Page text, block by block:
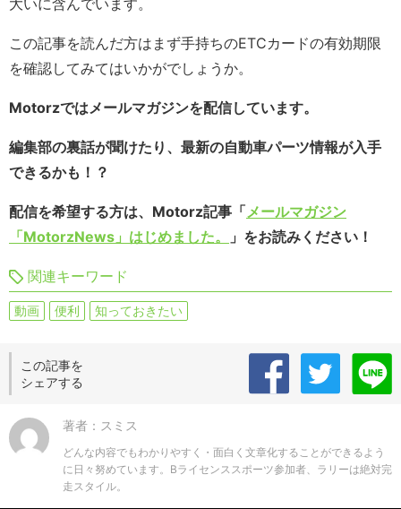
大いに含んでいます。
この記事を読んだ方はまず手持ちのETCカードの有効期限
を確認してみてはいかがでしょうか。
Motorzではメールマガジンを配信しています。
編集部の裏話が聞けたり、最新の自動車パーツ情報が入手
できるかも！？
配信を希望する方は、Motorz記事「メールマガジン
「MotorzNews」はじめました。
」をお読みください！
関連キーワード
動画 便利 知っておきたい
この記事を
シェアする
著者：スミス
どんな内容でもわかりやすく・面白く文章化することができるよう
に日々努めています。Bライセンススポーツ参加者、ラリーは絶対完
走スタイル。